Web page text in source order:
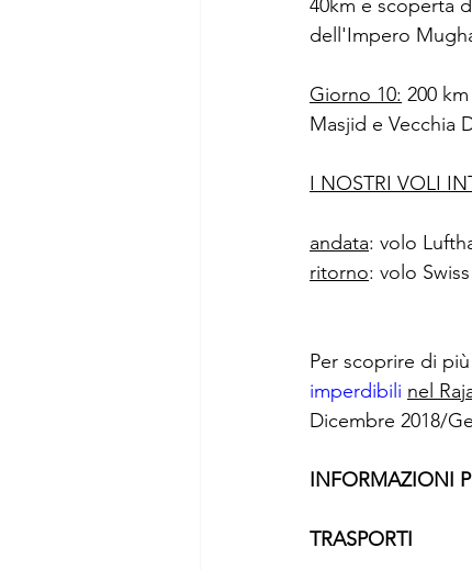
40km e scoperta
dell'Impero
Giorno 10: 200
Masjid e Vecchia
I NOSTRI VOLI
andata: volo
ritorno: volo
Per scoprire di
imperdibili nel
Dicembre 2018/
INFORMAZIONI
TRASPORTI